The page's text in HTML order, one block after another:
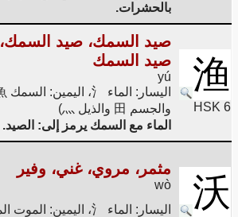
بالحشرات.
渔
HSK 6
صيد السمك، صيد السمك،
صيد السمك
yú
والجسم 田 والذيل 灬)
الماء مع السمك يرمز إلى: الصيد.
沃
مثمر، مروي، غني، وفير
wò